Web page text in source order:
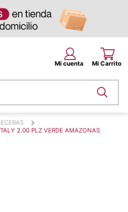
2.00 PLZ VERDE AMAZONAS